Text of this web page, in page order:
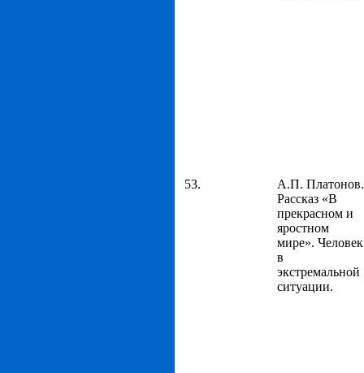
53.
А.П. Платонов.
Рассказ «В
прекрасном и
яростном
мире». Человек
в
экстремальной
ситуации.